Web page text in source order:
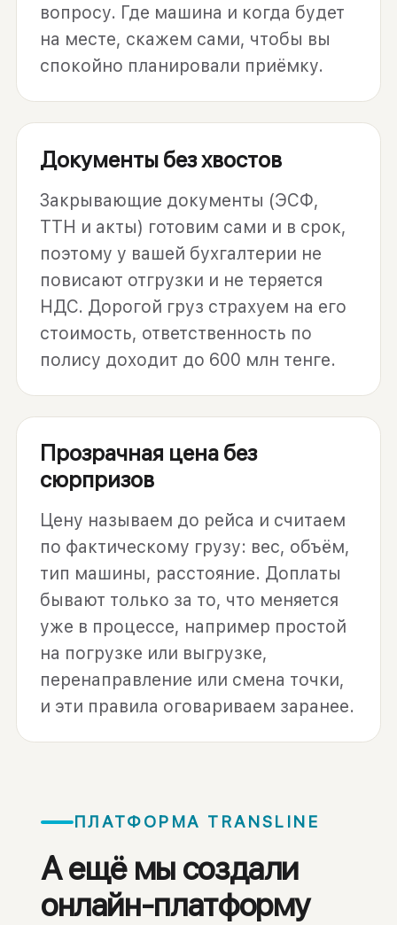
вопросу. Где машина и когда будет
на месте, скажем сами, чтобы вы
спокойно планировали приёмку.
Документы без хвостов
Закрывающие документы (ЭСФ,
ТТН и акты) готовим сами и в срок,
поэтому у вашей бухгалтерии не
повисают отгрузки и не теряется
НДС. Дорогой груз страхуем на его
стоимость, ответственность по
полису доходит до 600 млн тенге.
Прозрачная цена без
сюрпризов
Цену называем до рейса и считаем
по фактическому грузу: вес, объём,
тип машины, расстояние. Доплаты
бывают только за то, что меняется
уже в процессе, например простой
на погрузке или выгрузке,
перенаправление или смена точки,
и эти правила оговариваем заранее.
ПЛАТФОРМА TRANSLINE
А ещё мы создали
онлайн-платформу